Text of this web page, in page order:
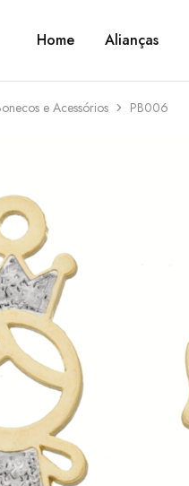
Home Alianças
e Acessórios PB006